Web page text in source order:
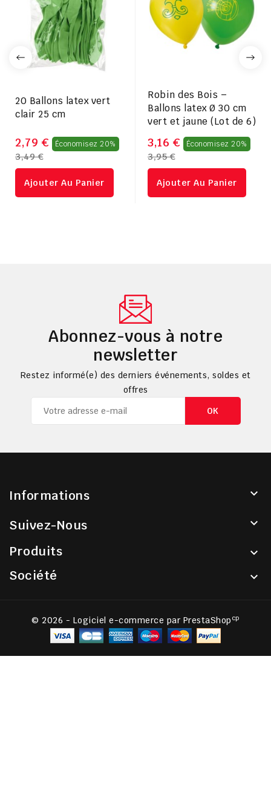
20 Ballons latex vert
clair 25 cm
2,79 € Économisez 20% Prix
​​
régulier
3,49 €
Ajouter Au Panier
Robin des Bois –
Ballons latex Ø 30 cm
vert et jaune (Lot de 6)
3,16 € Économisez 20% Prix
​​
3,95 €
Ajouter Au Panier
Abonnez-vous à notre
newsletter
Restez informé(e) des derniers événements, soldes et
offres
Informations 
Suivez-Nous 
Produits 
Société 
© 2026 - Logiciel e-commerce par PrestaShop cp